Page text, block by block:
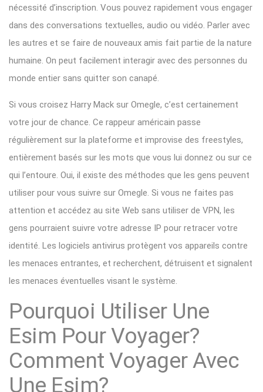
nécessité d’inscription. Vous pouvez rapidement vous engager
dans des conversations textuelles, audio ou vidéo. Parler avec
les autres et se faire de nouveaux amis fait partie de la nature
humaine. On peut facilement interagir avec des personnes du
monde entier sans quitter son canapé.
Si vous croisez Harry Mack sur Omegle, c’est certainement
votre jour de chance. Ce rappeur américain passe
régulièrement sur la plateforme et improvise des freestyles,
entièrement basés sur les mots que vous lui donnez ou sur ce
qui l’entoure. Oui, il existe des méthodes que les gens peuvent
utiliser pour vous suivre sur Omegle. Si vous ne faites pas
attention et accédez au site Web sans utiliser de VPN, les
gens pourraient suivre votre adresse IP pour retracer votre
identité. Les logiciels antivirus protègent vos appareils contre
les menaces entrantes, et recherchent, détruisent et signalent
les menaces éventuelles visant le système.
Pourquoi Utiliser Une
Esim Pour Voyager?
Comment Voyager Avec
Une Esim?